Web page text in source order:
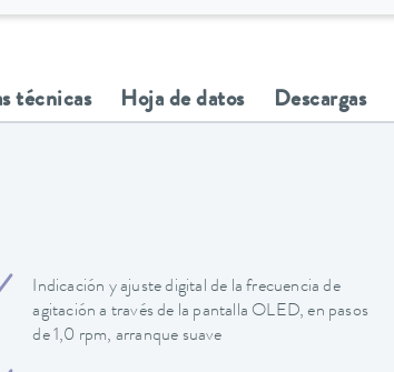
técnicas Hoja de datos Descargas
Indicación y ajuste digital de la frecuencia de
agitación a través de la pantalla OLED, en pasos
de 1,0 rpm, arranque suave